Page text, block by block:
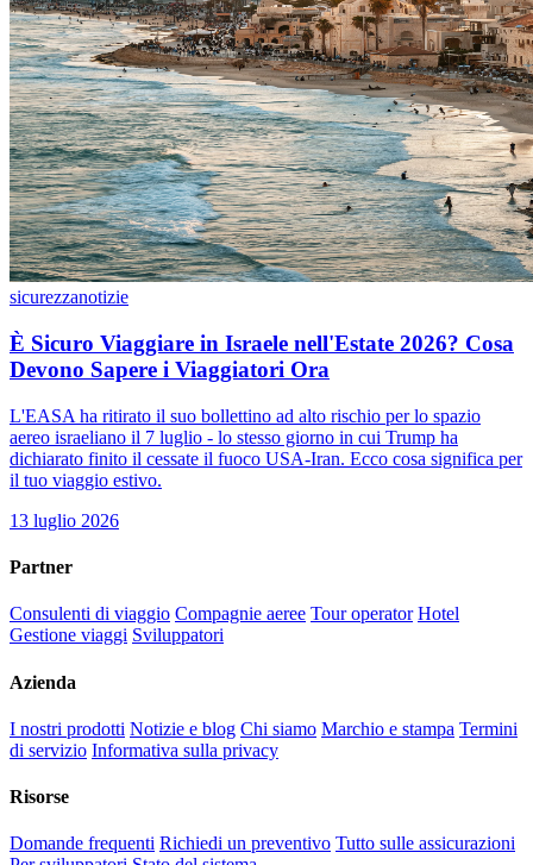
sicurezzanotizie
È Sicuro Viaggiare in Israele nell'Estate 2026? Cosa
Devono Sapere i Viaggiatori Ora
L'EASA ha ritirato il suo bollettino ad alto rischio per lo spazio
aereo israeliano il 7 luglio - lo stesso giorno in cui Trump ha
dichiarato finito il cessate il fuoco USA-Iran. Ecco cosa significa per
il tuo viaggio estivo.
13 luglio 2026
Partner
Consulenti di viaggio Compagnie aeree Tour operator Hotel
Gestione viaggi Sviluppatori
Azienda
I nostri prodotti Notizie e blog Chi siamo Marchio e stampa Termini
di servizio Informativa sulla privacy
Risorse
Domande frequenti Richiedi un preventivo Tutto sulle assicurazioni